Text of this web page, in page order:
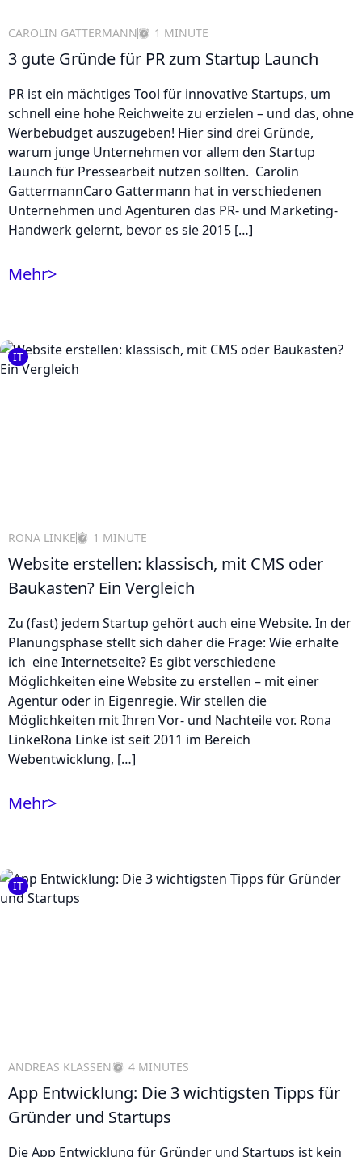
CAROLIN GATTERMANN 1 MINUTE
3 gute Gründe für PR zum Startup Launch
PR ist ein mächtiges Tool für innovative Startups, um
schnell eine hohe Reichweite zu erzielen – und das, ohne
Werbebudget auszugeben! Hier sind drei Gründe,
warum junge Unternehmen vor allem den Startup
Launch für Pressearbeit nutzen sollten. Carolin
GattermannCaro Gattermann hat in verschiedenen
Unternehmen und Agenturen das PR- und Marketing-
Handwerk gelernt, bevor es sie 2015 […]
Mehr>
IT
RONA LINKE 1 MINUTE
Website erstellen: klassisch, mit CMS oder
Baukasten? Ein Vergleich
Zu (fast) jedem Startup gehört auch eine Website. In der
Planungsphase stellt sich daher die Frage: Wie erhalte
ich eine Internetseite? Es gibt verschiedene
Möglichkeiten eine Website zu erstellen – mit einer
Agentur oder in Eigenregie. Wir stellen die
Möglichkeiten mit Ihren Vor- und Nachteile vor. Rona
LinkeRona Linke ist seit 2011 im Bereich
Webentwicklung, […]
Mehr>
IT
ANDREAS KLASSEN 4 MINUTES
App Entwicklung: Die 3 wichtigsten Tipps für
Gründer und Startups
Die App Entwicklung für Gründer und Startups ist kein